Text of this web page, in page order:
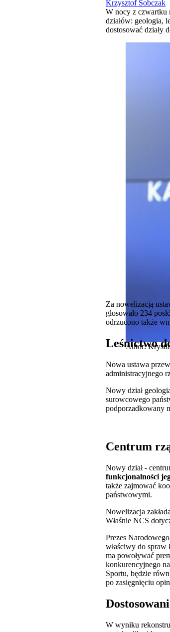
Krzysztof Sobczak
W nocy z czwartku
działów: geologia,
dostosować działy
Autor:
Za nowelizacją
głosowało 234
odrzucono także
Leśnictwo
Nowa ustawa
administracyjnego
Nowy dział
surowcowego
podporzadkowany
Centrum
Nowy dział -
funkcjonalności
także zajmować
państwowymi.
Nowelizacja
Właśnie NCS
Prezes
właściwy do spraw
ma powoływać
konkurencyjnego
Sportu, będzie
po zasięgnięciu
W wyniku